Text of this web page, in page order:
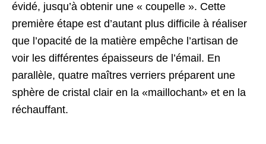
évidé, jusqu’à obtenir une « coupelle ». Cette
première étape est d’autant plus difficile à réaliser
que l’opacité de la matière empêche l’artisan de
voir les différentes épaisseurs de l’émail. En
parallèle, quatre maîtres verriers préparent une
sphère de cristal clair en la «maillochant» et en la
réchauffant.